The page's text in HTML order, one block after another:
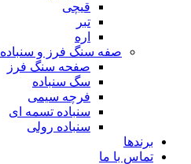
قیچی
تبر
اره
صفه سنگ فرز و سنباده
صفحه سنگ فرز
سگ سنباده
فرچه سیمی
سنباده تسمه ای
سنباده رولی
برندها
تماس با ما